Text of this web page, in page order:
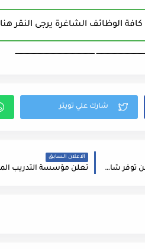
الوظائف الشاغرة يرجى النقر هنا
ـــــــــــــــــــــــــــــــــــــــــــــــــــــــــــــــــــ
تعلن شركة رائدة في مجال الصناعات الغذائية عن توفر شاغر وظيفي لديها
الاعلان السابق